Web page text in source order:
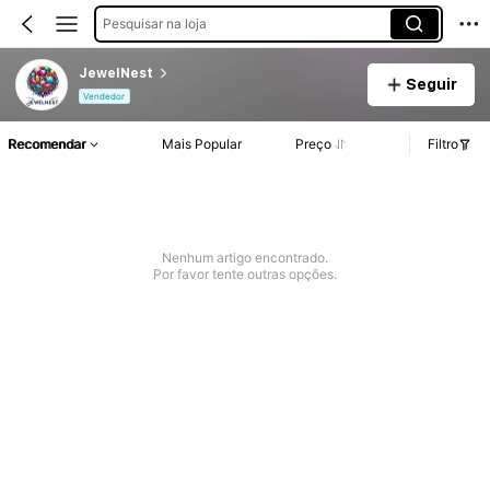
Pesquisar na loja
JewelNest
Vendedor
Seguir
Recomendar Mais Popular Preço Filtro
Nenhum artigo encontrado.
Por favor tente outras opções.